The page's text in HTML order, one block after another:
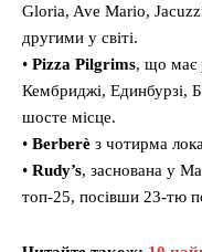
Gloria, Ave Mario,
другими у світі.
• Pizza Pilgrims, що має
Кембриджі, Единбурзі,
шосте місце.
• Berberè з чотирма
• Rudy’s, заснована у
топ-25, посівши 23-тю